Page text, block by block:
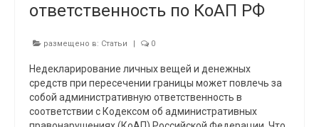
ответственность по КоАП РФ
размещено в: Статьи 0
Недекларирование личных вещей и денежных
средств при пересечении границы может повлечь за
собой административную ответственность в
соответствии с Кодексом об административных